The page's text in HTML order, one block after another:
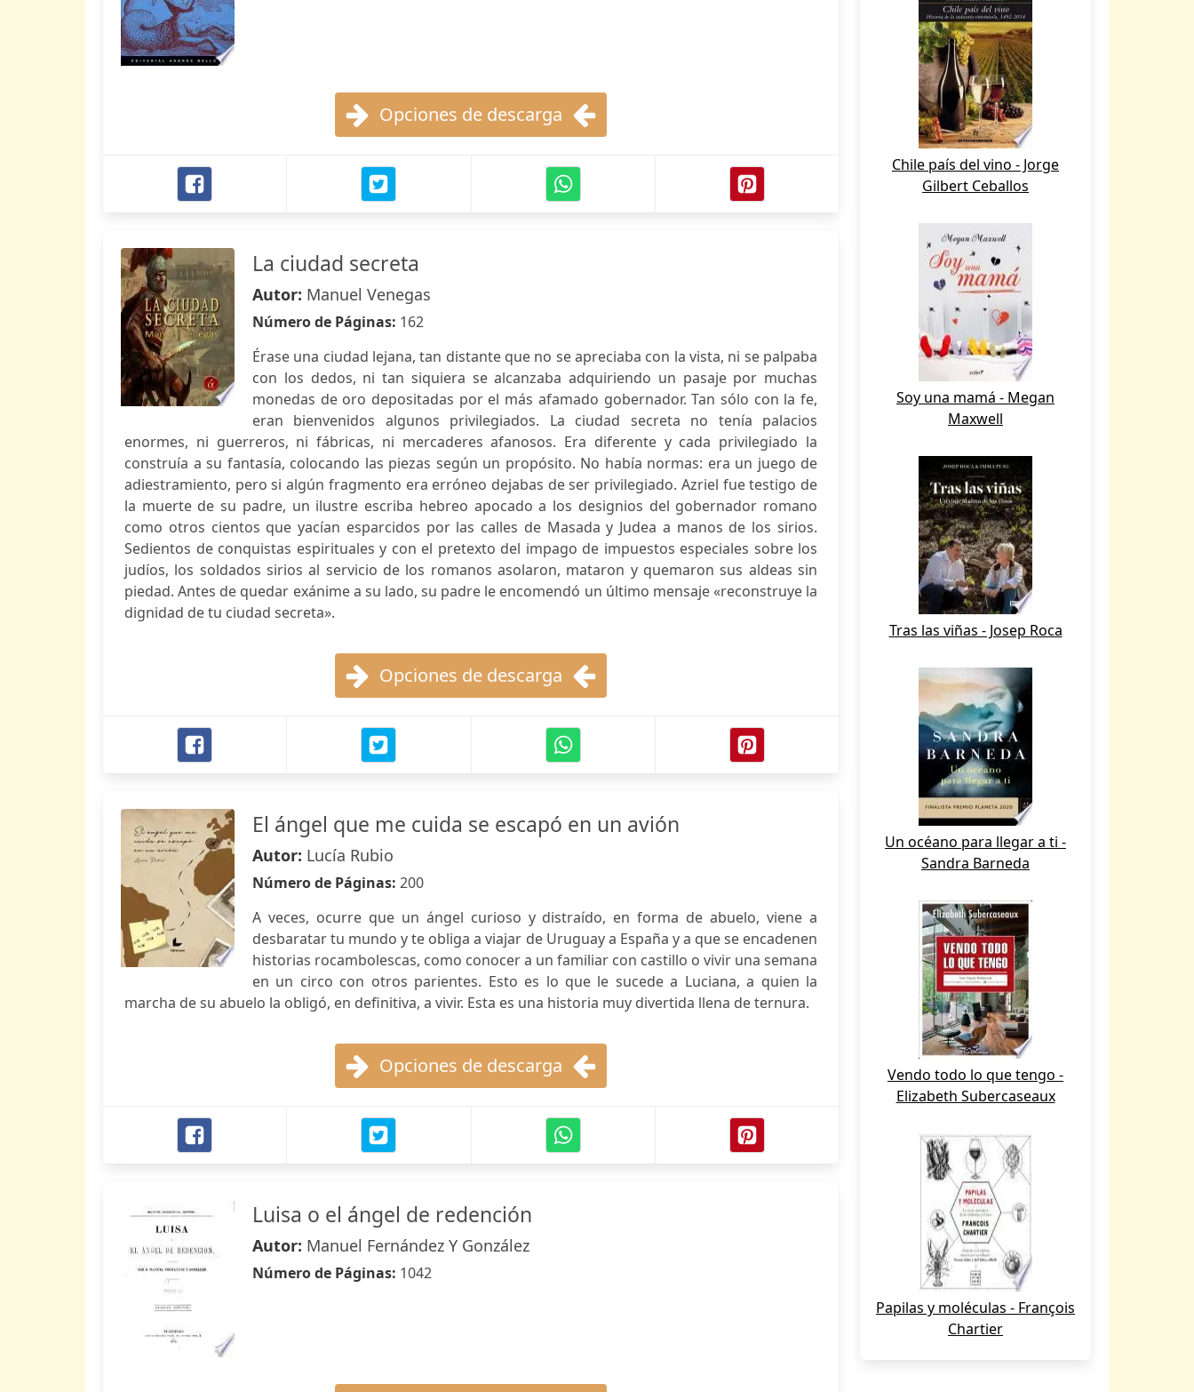
Opciones de descarga
La ciudad secreta
Autor: Manuel Venegas
Número de Páginas: 162
Érase una ciudad lejana, tan distante que no se apreciaba con la vista, ni se palpaba
con los dedos, ni tan siquiera se alcanzaba adquiriendo un pasaje por muchas
monedas de oro depositadas por el más afamado gobernador. Tan sólo con la fe,
eran bienvenidos algunos privilegiados. La ciudad secreta no tenía palacios
enormes, ni guerreros, ni fábricas, ni mercaderes afanosos. Era diferente y cada privilegiado la
construía a su fantasía, colocando las piezas según un propósito. No había normas: era un juego de
adiestramiento, pero si algún fragmento era erróneo dejabas de ser privilegiado. Azriel fue testigo de
la muerte de su padre, un ilustre escriba hebreo apocado a los designios del gobernador romano
como otros cientos que yacían esparcidos por las calles de Masada y Judea a manos de los sirios.
Sedientos de conquistas espirituales y con el pretexto del impago de impuestos especiales sobre los
judíos, los soldados sirios al servicio de los romanos asolaron, mataron y quemaron sus aldeas sin
piedad. Antes de quedar exánime a su lado, su padre le encomendó un último mensaje «reconstruye la
dignidad de tu ciudad secreta».
Opciones de descarga
El ángel que me cuida se escapó en un avión
Autor: Lucía Rubio
Número de Páginas: 200
A veces, ocurre que un ángel curioso y distraído, en forma de abuelo, viene a
desbaratar tu mundo y te obliga a viajar de Uruguay a España y a que se encadenen
historias rocambolescas, como conocer a un familiar con castillo o vivir una semana
en un circo con otros parientes. Esto es lo que le sucede a Luciana, a quien la
marcha de su abuelo la obligó, en definitiva, a vivir. Esta es una historia muy divertida llena de ternura.
Opciones de descarga
Luisa o el ángel de redención
Autor: Manuel Fernández Y González
Número de Páginas: 1042
Chile país del vino - Jorge
Gilbert Ceballos
Soy una mamá - Megan
Maxwell
Tras las viñas - Josep Roca
Un océano para llegar a ti -
Sandra Barneda
Vendo todo lo que tengo -
Elizabeth Subercaseaux
Papilas y moléculas - François
Chartier